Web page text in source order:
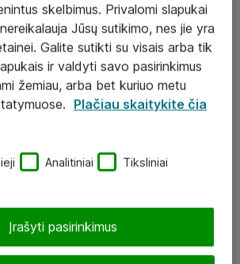
verslui
skelbimus. Privalomi slapukai
Jūsų sutikimo, nes jie yra
Galite sutikti su visais arba tik
ir valdyti savo pasirinkimus
žemiau, arba bet kuriuo metu
Plačiau skaitykite čia
Analitiniai Tiksliniai
Įrašyti pasirinkimus